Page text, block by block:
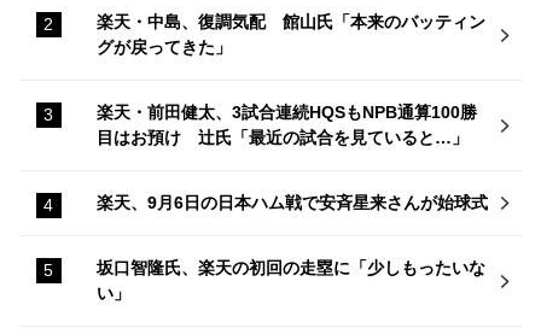
楽天・中島、復調気配 館山氏「本来のバッティン
グが戻ってきた」
楽天・前田健太、3試合連続HQSもNPB通算100勝
目はお預け 辻氏「最近の試合を見ていると…」
楽天、9月6日の日本ハム戦で安斉星来さんが始球式
坂口智隆氏、楽天の初回の走塁に「少しもったいな
い」